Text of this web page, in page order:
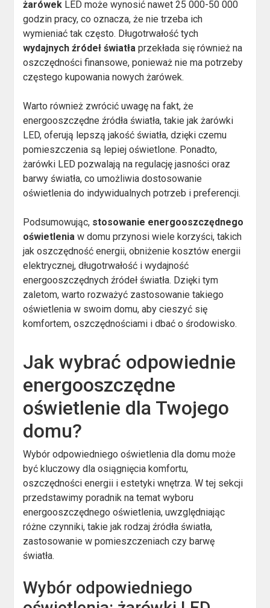
żarówek LED może wynosić nawet 25 000-50 000
godzin pracy, co oznacza, że nie trzeba ich
wymieniać tak często. Długotrwałość tych
wydajnych źródeł światła przekłada się również na
oszczędności finansowe, ponieważ nie ma potrzeby
częstego kupowania nowych żarówek.
Warto również zwrócić uwagę na fakt, że
energooszczędne źródła światła, takie jak żarówki
LED, oferują lepszą jakość światła, dzięki czemu
pomieszczenia są lepiej oświetlone. Ponadto,
żarówki LED pozwalają na regulację jasności oraz
barwy światła, co umożliwia dostosowanie
oświetlenia do indywidualnych potrzeb i preferencji.
Podsumowując, stosowanie energooszczędnego
oświetlenia w domu przynosi wiele korzyści, takich
jak oszczędność energii, obniżenie kosztów energii
elektrycznej, długotrwałość i wydajność
energooszczędnych źródeł światła. Dzięki tym
zaletom, warto rozważyć zastosowanie takiego
oświetlenia w swoim domu, aby cieszyć się
komfortem, oszczędnościami i dbać o środowisko.
Jak wybrać odpowiednie
energooszczędne
oświetlenie dla Twojego
domu?
Wybór odpowiedniego oświetlenia dla domu może
być kluczowy dla osiągnięcia komfortu,
oszczędności energii i estetyki wnętrza. W tej sekcji
przedstawimy poradnik na temat wyboru
energooszczędnego oświetlenia, uwzględniając
różne czynniki, takie jak rodzaj źródła światła,
zastosowanie w pomieszczeniach czy barwę
światła.
Wybór odpowiedniego